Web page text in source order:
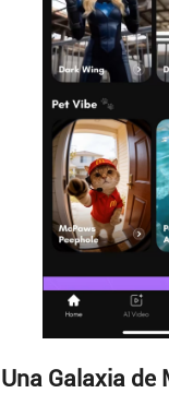
Una Galaxia de